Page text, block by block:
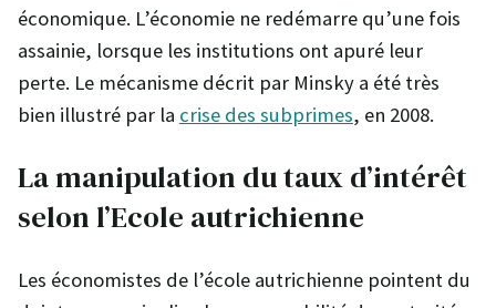
économique. L’économie ne redémarre qu’une fois
assainie, lorsque les institutions ont apuré leur
perte. Le mécanisme décrit par Minsky a été très
bien illustré par la crise des subprimes, en 2008.
La manipulation du taux d’intérêt
selon l’Ecole autrichienne
Les économistes de l’école autrichienne pointent du